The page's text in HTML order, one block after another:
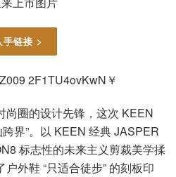
手链接 >
2F1TU4ovKwN￥
尚圈的设计先锋，这次 KEEN
界”。以 KEEN 经典 JASPER
标志性的未来主义剪裁美学揉
外鞋 “只适合徒步” 的刻板印